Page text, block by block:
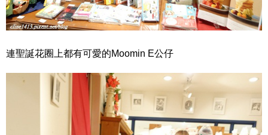
連聖誕花圈上都有可愛的Moomin E公仔